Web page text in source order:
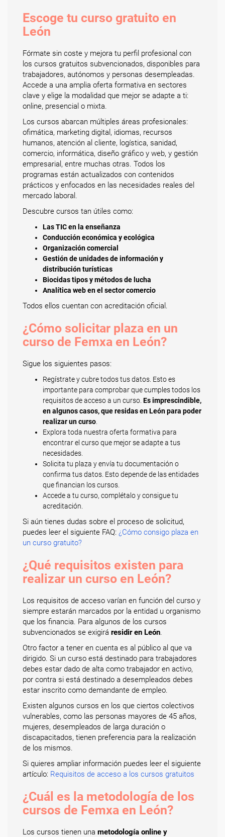
Escoge tu curso gratuito en
León
Fórmate sin coste y mejora tu perfil profesional con
los cursos gratuitos subvencionados, disponibles para
trabajadores, autónomos y personas desempleadas.
Accede a una amplia oferta formativa en sectores
clave y elige la modalidad que mejor se adapte a ti:
online, presencial o mixta.
Los cursos abarcan múltiples áreas profesionales:
ofimática, marketing digital, idiomas, recursos
humanos, atención al cliente, logística, sanidad,
comercio, informática, diseño gráfico y web, y gestión
empresarial, entre muchas otras. Todos los
programas están actualizados con contenidos
prácticos y enfocados en las necesidades reales del
mercado laboral.
Descubre cursos tan útiles como:
Las TIC en la enseñanza
Conducción económica y ecológica
Organización comercial
Gestión de unidades de información y
distribución turísticas
Biocidas tipos y métodos de lucha
Analítica web en el sector comercio
Todos ellos cuentan con acreditación oficial.
¿Cómo solicitar plaza en un
curso de Femxa en León?
Sigue los siguientes pasos:
Regístrate y cubre todos tus datos. Esto es
importante para comprobar que cumples todos los
requisitos de acceso a un curso. Es imprescindible,
en algunos casos, que residas en León para poder
realizar un curso
Explora toda nuestra oferta formativa para
encontrar el curso que mejor se adapte a tus
necesidades.
Solicita tu plaza y envía tu documentación o
confirma tus datos. Esto depende de las entidades
que financian los cursos.
Accede a tu curso, complétalo y consigue tu
acreditación.
Si aún tienes dudas sobre el proceso de solicitud,
puedes leer el siguiente FAQ: ¿Cómo consigo plaza en
un curso gratuito?
¿Qué requisitos existen para
realizar un curso en León?
Los requisitos de acceso varían en función del curso y
siempre estarán marcados por la entidad u organismo
que los financia. Para algunos de los cursos
subvencionados se exigirá residir en León.
Otro factor a tener en cuenta es al público al que va
dirigido. Si un curso está destinado para trabajadores
debes estar dado de alta como trabajador en activo,
por contra si está destinado a desempleados debes
estar inscrito como demandante de empleo.
Existen algunos cursos en los que ciertos colectivos
vulnerables, como las personas mayores de 45 años,
mujeres, desempleados de larga duración o
discapacitados, tienen preferencia para la realización
de los mismos.
Si quieres ampliar información puedes leer el siguiente
artículo: Requisitos de acceso a los cursos gratuitos
¿Cuál es la metodología de los
cursos de Femxa en León?
Los cursos tienen una metodología online y